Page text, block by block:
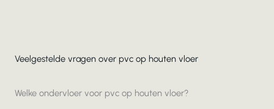
Veelgestelde vragen over pvc op houten vloer
Welke ondervloer voor pvc op houten vloer?